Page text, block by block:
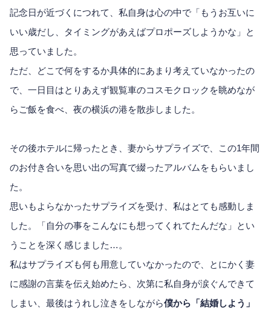
記念日が近づくにつれて、私自身は心の中で「もうお互いに
いい歳だし、タイミングがあえばプロポーズしようかな」と
思っていました。
ただ、どこで何をするか具体的にあまり考えていなかったの
で、一日目はとりあえず観覧車のコスモクロックを眺めなが
らご飯を食べ、夜の横浜の港を散歩しました。
その後ホテルに帰ったとき、妻からサプライズで、この1年間
のお付き合いを思い出の写真で綴ったアルバムをもらいまし
た。
思いもよらなかったサプライズを受け、私はとても感動しま
した。「自分の事をこんなにも想ってくれてたんだな」とい
うことを深く感じました…。
私はサプライズも何も用意していなかったので、とにかく妻
に感謝の言葉を伝え始めたら、次第に私自身が涙ぐんできて
しまい、最後はうれし泣きをしながら僕から「結婚しよう」